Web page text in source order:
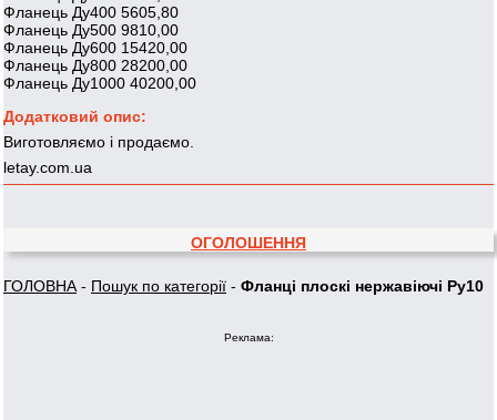
Фланець Ду400 5605,80
Фланець Ду500 9810,00
Фланець Ду600 15420,00
Фланець Ду800 28200,00
Фланець Ду1000 40200,00
Додатковий опис:
Виготовляємо і продаємо.
letay.com.ua
ОГОЛОШЕННЯ
ГОЛОВНА - Пошук по категорії - Фланці плоскі нержавіючі Ру10
Реклама: